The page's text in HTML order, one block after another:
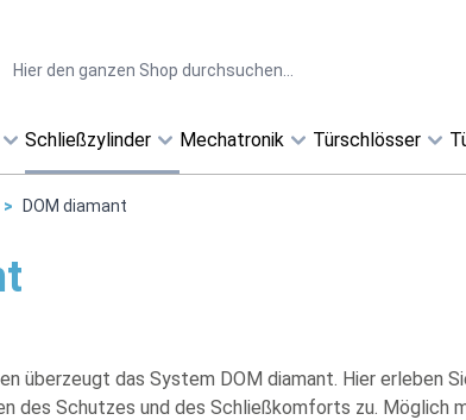
Schließzylinder Mechatronik Türschlösser
> DOM diamant
überzeugt das System DOM diamant. Hier erleben
des Schutzes und des Schließkomforts zu.